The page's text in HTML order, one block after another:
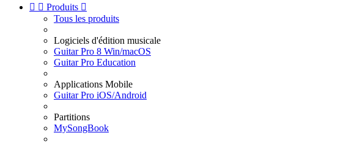
  Produits 
Tous les produits
Logiciels d'édition musicale
Guitar Pro 8 Win/macOS
Guitar Pro Education
Applications Mobile
Guitar Pro iOS/Android
Partitions
MySongBook